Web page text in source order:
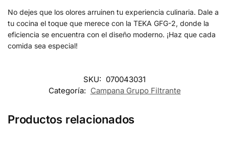
No dejes que los olores arruinen tu experiencia culinaria. Dale a
tu cocina el toque que merece con la TEKA GFG-2, donde la
eficiencia se encuentra con el diseño moderno. ¡Haz que cada
comida sea especial!
SKU: 070043031
Categoría: Campana Grupo Filtrante
Productos relacionados